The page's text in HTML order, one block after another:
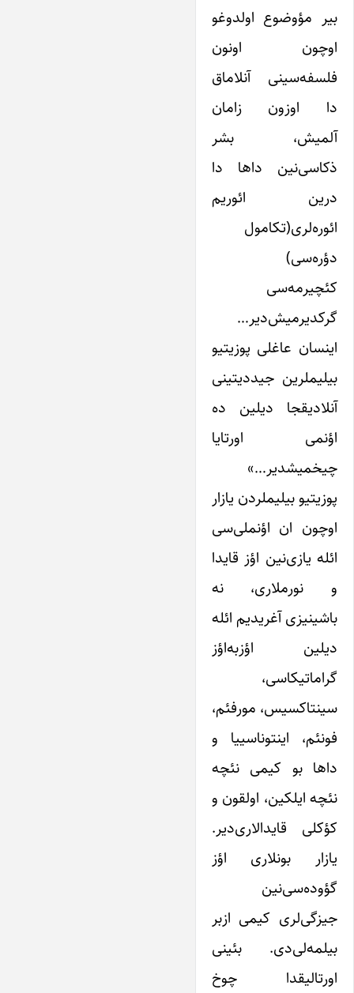
بیر مؤوضوع اولدوغو
اوچون اونون
فلسفه‌سینی آنلاماق
دا اوزون زامان
آلمیش، بشر
ذکاسی‌نین داها دا
درین ائوریم
ائوره‌لری(تکامول
دؤره‌سی)
کئچیرمه‌سی
گرکدیرمیش‌دیر…
اینسان عاغلی پوزیتیو
بیلیملرین جیددیتینی
آنلادیقجا دیلین ده
اؤنمی اورتایا
چیخمیشدیر…»
پوزیتیو بیلیملردن یازار
اوچون ان اؤنملی‌سی
ائله یازی‌نین اؤز قایدا
و نورملاری، نه
باشینیزی آغریدیم ائله
دیلین اؤز‌به‌اؤز
گراماتیکاسی،
سینتاکسیس، مورفئم،
فونئم، اینتوناسییا و
داها بو کیمی نئچه
نئچه ایلکین، اولقون و
کؤکلی قایدالاری‌دیر.
یازار بونلاری اؤز
گؤوده‌سی‌نین
جیزگی‌لری کیمی ازبر
بیلمه‌لی‌دی. بئینی
اورتالیقدا چوخ